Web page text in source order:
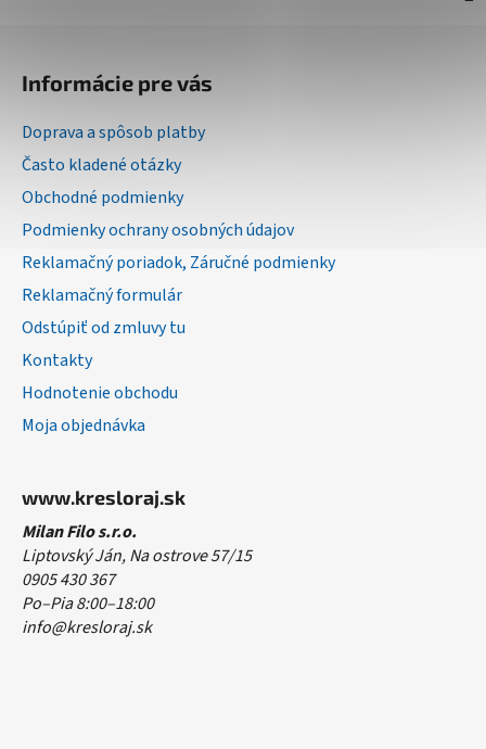
Informácie pre vás
Doprava a spôsob platby
Často kladené otázky
Obchodné podmienky
Podmienky ochrany osobných údajov
Reklamačný poriadok, Záručné podmienky
Reklamačný formulár
Odstúpiť od zmluvy tu
Kontakty
Hodnotenie obchodu
Moja objednávka
www.kresloraj.sk
Milan Filo s.r.o.
Liptovský Ján, Na ostrove 57/15
0905 430 367
Po–Pia 8:00–18:00
info@kresloraj.sk